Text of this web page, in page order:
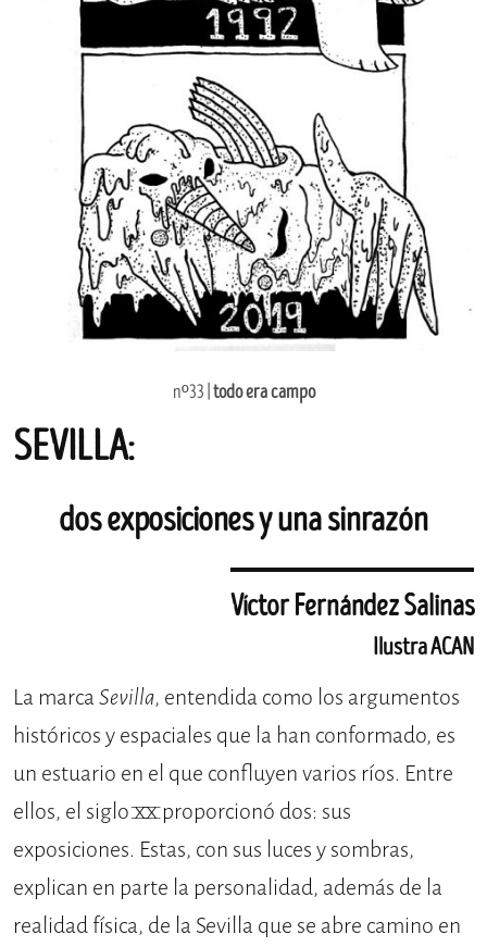
nº33 | todo era campo
SEVILLA:
dos exposiciones y una sinrazón
Víctor Fernández Salinas
Ilustra ACAN
La marcaSevilla, entendida como los argumentos
históricos y espaciales que la han conformado, es
un estuario en el que confluyen varios ríos. Entre
ellos, el siglo XX proporcionó dos: sus
exposiciones. Estas, con sus luces y sombras,
explican en parte la personalidad, además de la
realidad física, de la Sevilla que se abre camino en